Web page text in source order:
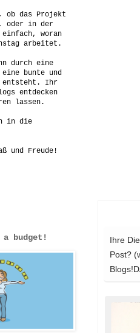
ob das Projekt
oder in der
woran
arbeitet.
durch eine
bunte und
entsteht. Ihr
entdecken
lassen.
in die
und Freude!
a budget!